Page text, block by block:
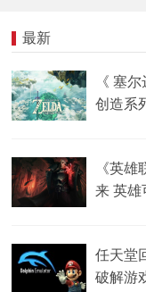
最新
《 塞
创造系
《英
来 英雄
任天堂
破解游